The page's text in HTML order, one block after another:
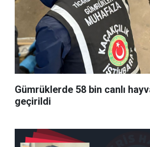
Gümrüklerde 58 bin canlı
geçirildi